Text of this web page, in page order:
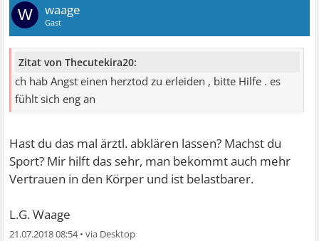
W waage
Gast
Zitat von Thecutekira20:
ch hab Angst einen herztod zu erleiden , bitte Hilfe . es
fühlt sich eng an
Hast du das mal ärztl. abklären lassen? Machst du
Sport? Mir hilft das sehr, man bekommt auch mehr
Vertrauen in den Körper und ist belastbarer.
L.G. Waage
21.07.2018 08:54•